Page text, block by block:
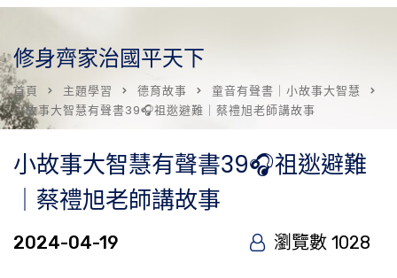
修身齊家治國平天下
首頁 主題學習 德育故事
童音有聲書｜小故事大智慧
小故事大智慧有聲書39🎧祖逖避難｜蔡禮旭老師講故事
小故事大智慧有聲書39🎧祖逖避難
｜蔡禮旭老師講故事
2024-04-19 瀏覽數 1028